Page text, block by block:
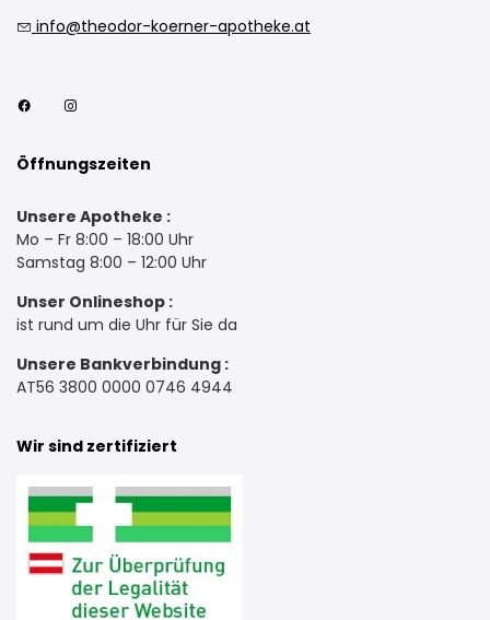
info@theodor-koerner-apotheke.at
Öffnungszeiten
Unsere Apotheke :
Mo – Fr 8:00 – 18:00 Uhr
Samstag 8:00 – 12:00 Uhr
Unser Onlineshop :
ist rund um die Uhr für Sie da
Unsere Bankverbindung :
AT56 3800 0000 0746 4944
Wir sind zertifiziert